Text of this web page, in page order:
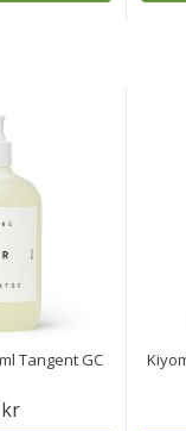
Tangent GC